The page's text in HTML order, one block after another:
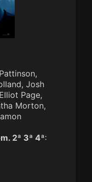
Josh
Page,
Morton,
2ª 3ª 4ª: